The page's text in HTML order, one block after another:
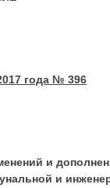
года № 396
и
и